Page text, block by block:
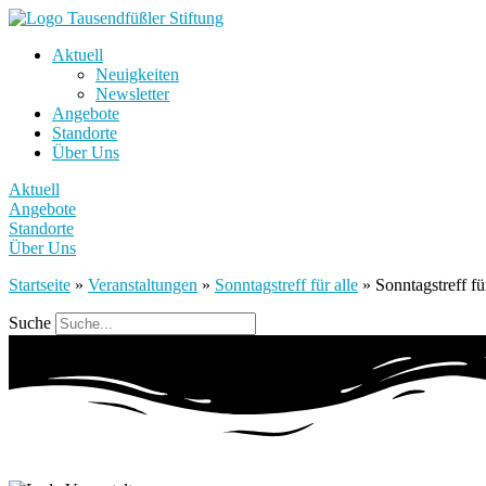
Aktuell
Neuigkeiten
Newsletter
Angebote
Standorte
Über Uns
Aktuell
Angebote
Standorte
Über Uns
Startseite » Veranstaltungen » Sonntagstreff für alle » Sonntagstreff
Suche